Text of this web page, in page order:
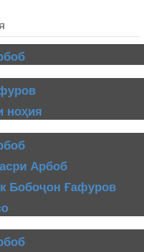
ноҳия
Арбоб
Бобоҷон Ғафуров